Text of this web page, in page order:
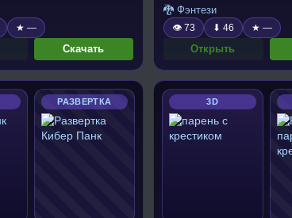
★ —
Скачать
🐉 Фэнтези
👁 73 ⬇ 46 ★ —
Открыть
РАЗВЕРТКА 3D